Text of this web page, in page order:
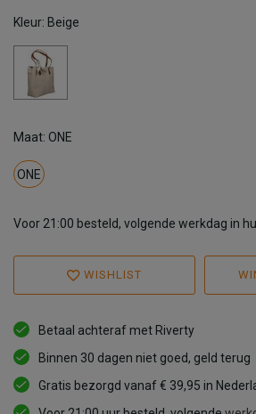
Kleur: Beige
Maat: ONE
ONE
Voor 21:00 besteld, volgende werkdag in
WISHLIST
Betaal achteraf met Riverty
Binnen 30 dagen niet goed, geld terug
Gratis bezorgd vanaf € 39,95 in